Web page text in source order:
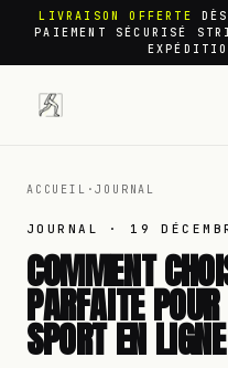
LIVRAISON OFFERTE
PAIEMENT SÉCURISÉ
ACCUEIL ·JOURNAL
JOURNAL · 19
COMMENT
PARFAITE
SPORT EN LIGNE